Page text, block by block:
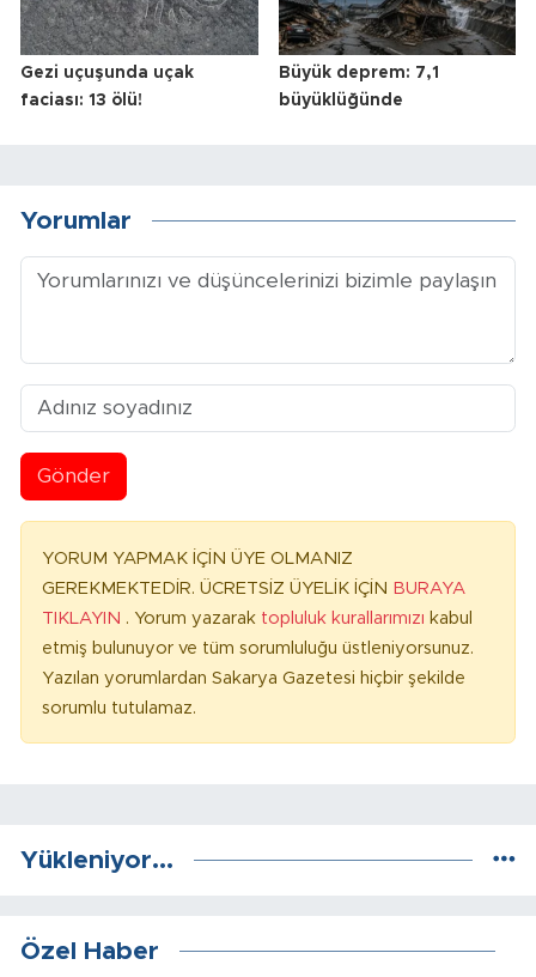
Gezi uçuşunda uçak
faciası: 13 ölü!
Büyük deprem: 7,1
büyüklüğünde
Yorumlar
Gönder
YORUM YAPMAK İÇİN ÜYE OLMANIZ
GEREKMEKTEDİR. ÜCRETSİZ ÜYELİK İÇİN BURAYA
TIKLAYIN . Yorum yazarak topluluk kurallarımızı kabul
etmiş bulunuyor ve tüm sorumluluğu üstleniyorsunuz.
Yazılan yorumlardan Sakarya Gazetesi hiçbir şekilde
sorumlu tutulamaz.
Yükleniyor...
Özel Haber